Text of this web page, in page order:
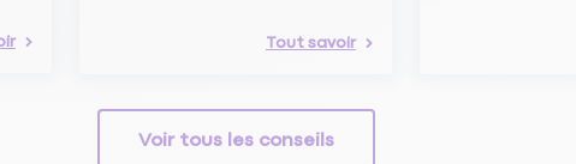
Tout savoir
Voir tous les conseils